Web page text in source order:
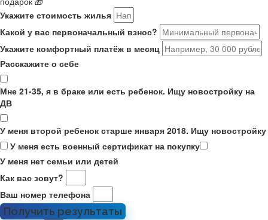
Укажите стоимость жилья
Какой у вас первоначальный взнос?
Укажите комфортный платёж в месяц
Расскажите о себе
Мне 21-35, я в браке или есть ребенок. Ищу новостройку на
ДВ
У меня второй ребенок старше января 2018. Ищу новостройку
У меня есть военный сертификат на покупку
У меня нет семьи или детей
Как вас зовут?
Ваш номер телефона
Получить результаты